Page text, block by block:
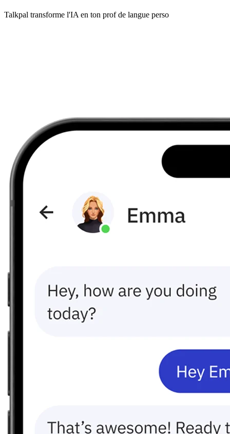
Talkpal transforme l'IA en ton prof de langue perso